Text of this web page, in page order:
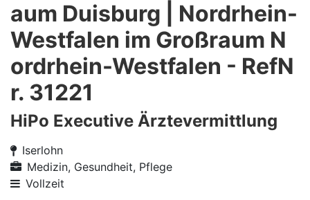
aum Duisburg | Nordrhein-
Westfalen im Großraum N
ordrhein-Westfalen - RefN
r. 31221
HiPo Executive Ärztevermittlung
Iserlohn
Medizin, Gesundheit, Pflege
Vollzeit